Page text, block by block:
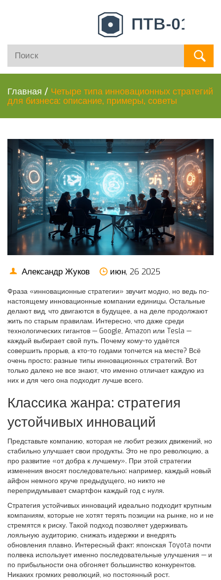
Главная / Четыре типа инновационных стратегий
для бизнеса: описание, примеры, советы
Александр Жуков июн, 26 2025
Фраза «инновационные стратегии» звучит модно, но ведь по-
настоящему инновационные компании единицы. Остальные
делают вид, что двигаются в будущее, а на деле продолжают
жить по старым правилам. Интересно, что даже среди
технологических гигантов — Google, Amazon или Tesla —
каждый выбирает свой путь. Почему кому-то удаётся
совершить прорыв, а кто-то годами топчется на месте? Всё
очень просто: разные типы инновационных стратегий. Вот
только далеко не все знают, что именно отличает каждую из
них и для чего она подходит лучше всего.
Классика жанра: стратегия
устойчивых инноваций
Представьте компанию, которая не любит резких движений, но
стабильно улучшает свои продукты. Это не про революцию, а
про развитие «от добра к лучшему». При этой стратегии
изменения вносят последовательно: например, каждый новый
айфон немного круче предыдущего, но никто не
перепридумывает смартфон каждый год с нуля.
Стратегия устойчивых инноваций идеально подходит крупным
компаниям, которые не хотят терять позиции на рынке, но и не
стремятся к риску. Такой подход позволяет удерживать
лояльную аудиторию, снижать издержки и внедрять
обновления плавно. Интересный факт: японская Toyota почти
полвека использует именно последовательные улучшения — и
по прибыльности она обгоняет большинство конкурентов.
Никаких громких революций, но постоянный рост.